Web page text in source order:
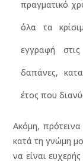
πραγματικό
όλα τα
εγγραφή
δαπάνες,
έτος που
Ακόμη,
κατά τη γνώμη
να είναι